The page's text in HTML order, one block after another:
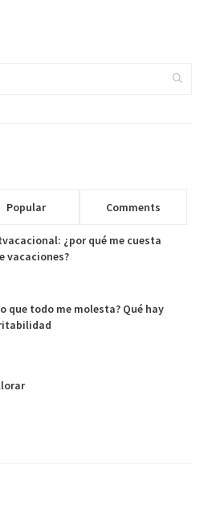
Popular Comments
¿por qué me cuesta
vacaciones?
que todo me molesta? Qué hay